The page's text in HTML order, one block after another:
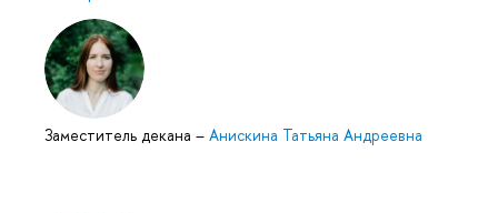
Заместитель декана – Анискина Татьяна Андреевна